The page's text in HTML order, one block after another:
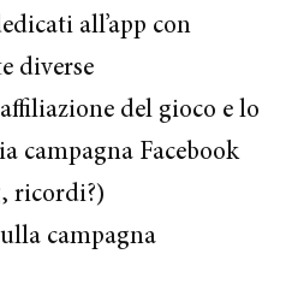
all’app con
diverse
del gioco e lo
campagna Facebook
ricordi?)
campagna